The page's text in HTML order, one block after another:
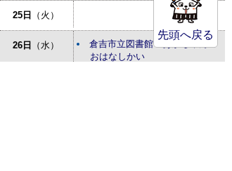
25日 （火）
26日 （水）
倉吉市立図書館：あかちゃんの
おはなしかい
先頭へ戻る